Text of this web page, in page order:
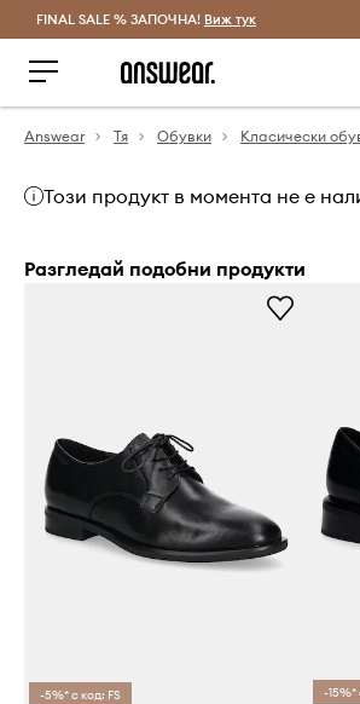
Спестявай с Answear Club
FINAL SALE % ЗАПОЧНА! Виж тук
Answear Тя Обувки Класически
Този продукт в момента не е
Разгледай подобни продукти
-5%* с код: FS -15%*